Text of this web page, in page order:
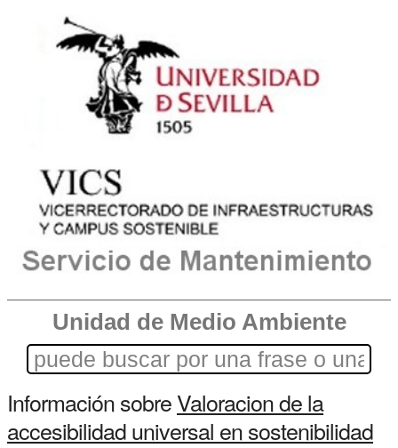
Unidad de Medio Ambiente
Información sobreValoracion de la
accesibilidad universal en sostenibilidad